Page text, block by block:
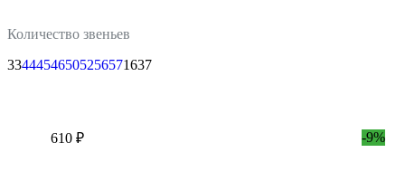
Количество звеньев
33444546505256571637
610 ₽ -9%